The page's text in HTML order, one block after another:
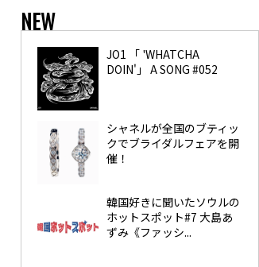
NEW
JO1 「 'WHATCHA
DOIN'」 A SONG #052
シャネルが全国のブティッ
クでブライダルフェアを開
催！
韓国好きに聞いたソウルの
ホットスポット#7 大島あ
ずみ《ファッシ...